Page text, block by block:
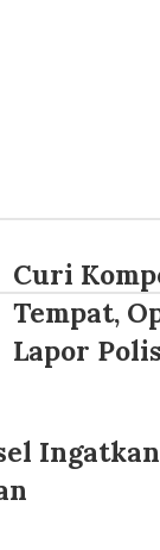
Curi
Tempat,
Lapor